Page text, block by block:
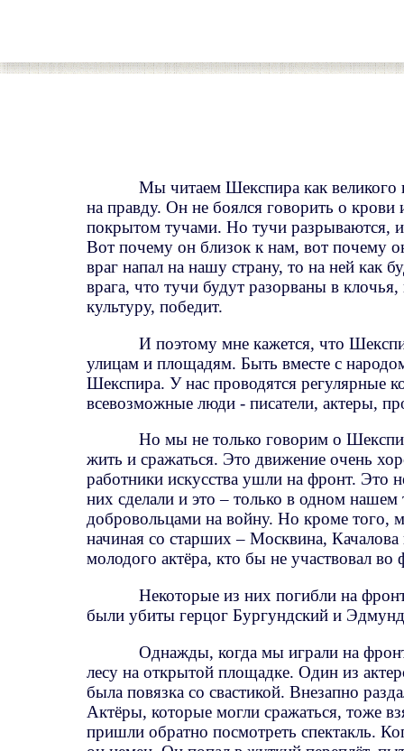
Мы читаем Шекспира как великого
на правду. Он не боялся говорить о
покрытом тучами. Но тучи разрываются,
Вот почему он близок к нам, вот почему
враг напал на нашу страну, то на ней как
врага, что тучи будут разорваны в
культуру, победит.
И поэтому мне кажется, что
улицам и площадям. Быть вместе с
Шекспира. У нас проводятся регулярные
всевозможные люди - писатели, актеры,
Но мы не только говорим о
жить и сражаться. Это движение очень
работники искусства ушли на фронт. Это
них сделали и это – только в одном
добровольцами на войну. Но кроме того,
начиная со старших – Москвина,
молодого актёра, кто бы не участвовал
Некоторые из них погибли на
были убиты герцог Бургундский и
Однажды, когда мы играли на
лесу на открытой площадке. Один из
была повязка со свастикой. Внезапно
Актёры, которые могли сражаться, тоже
пришли обратно посмотреть спектакль.